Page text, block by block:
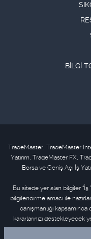
BİLGİ
TradeMaster, TradeMaster
Yatırım, TradeMaster FX,
Borsa ve Geniş Açı İş
Bu sitede yer alan bilgiler “İş
bilgilendirme amacı ile
danışmanlığı
kararlarınızı